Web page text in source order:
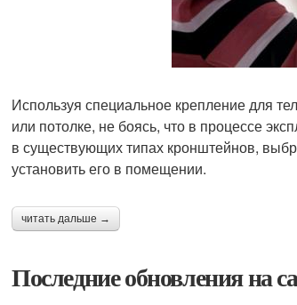
Используя специальное крепление для
или потолке, не боясь, что в процессе
в существующих типах кронштейнов,
установить его в помещении.
читать дальше →
Последние обновления на